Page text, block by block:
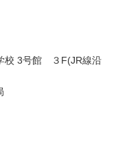
校 3号館 ３F(JR線沿